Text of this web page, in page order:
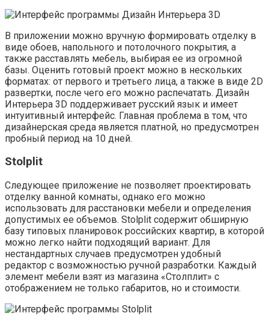
В приложении можно вручную формировать отделку в
виде обоев, напольного и потолочного покрытия, а
также расставлять мебель, выбирая ее из огромной
базы. Оценить готовый проект можно в нескольких
форматах: от первого и третьего лица, а также в виде 2D
развертки, после чего его можно распечатать. Дизайн
Интерьера 3D поддерживает русский язык и имеет
интуитивный интерфейс. Главная проблема в том, что
дизайнерская среда является платной, но предусмотрен
пробный период на 10 дней.
Stolplit
Следующее приложение не позволяет проектировать
отделку ванной комнаты, однако его можно
использовать для расстановки мебели и определения
допустимых ее объемов. Stolplit содержит обширную
базу типовых планировок российских квартир, в которой
можно легко найти подходящий вариант. Для
нестандартных случаев предусмотрен удобный
редактор с возможностью ручной разработки. Каждый
элемент мебели взят из магазина «Столплит» с
отображением не только габаритов, но и стоимости.